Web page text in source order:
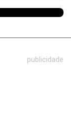
publicidade